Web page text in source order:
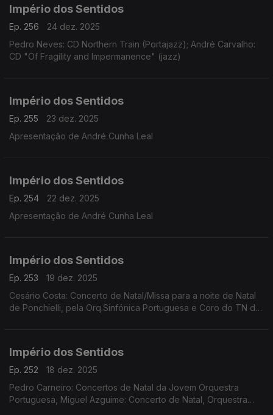
Império dos Sentidos
Ep. 256
24 dez. 2025
Pedro Neves: CD Northern Train (Portajazz); André Carvalho:
CD "Of Fragility and Impermanence" (jazz)
Império dos Sentidos
Ep. 255
23 dez. 2025
Apresentação de André Cunha Leal
Império dos Sentidos
Ep. 254
22 dez. 2025
Apresentação de André Cunha Leal
Império dos Sentidos
Ep. 253
19 dez. 2025
Cesário Costa: Concerto de Natal/Missa para a noite de Natal
de Ponchielli, pela Orq.Sinfónica Portuguesa e Coro do TN de
Império dos Sentidos
Ep. 252
18 dez. 2025
Pedro Carneiro: Concertos de Natal da Jovem Orquestra
Portuguesa, Miguel Azguime: Concerto de Natal, Orquestra